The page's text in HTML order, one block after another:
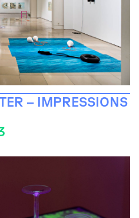
– IMPRESSIONS